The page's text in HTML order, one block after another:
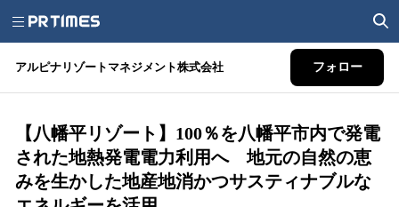
アルピナリゾートマネジメント株式会社 フォロー
【八幡平リゾート】100％を八幡平市内で発電
された地熱発電電力利用へ 地元の自然の恵
みを生かした地産地消かつサスティナブルな